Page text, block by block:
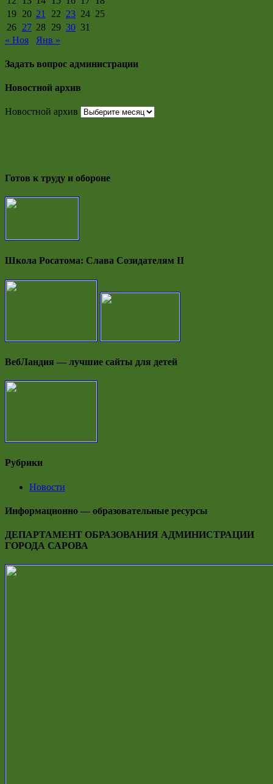
19 20 21 22 23 24 25
26 27 28 29 30 31
« Ноя
Янв »
Задать вопрос администрации
Новостной архив
Новостной архив
Готов к труду и обороне
Школа Росатома: Слава Созидателям II
ВебЛандия — лучшие сайты для детей
Рубрики
Новости
Информационно — образовательные ресурсы
ДЕПАРТАМЕНТ ОБРАЗОВАНИЯ АДМИНИСТРАЦИИ
ГОРОДА САРОВА